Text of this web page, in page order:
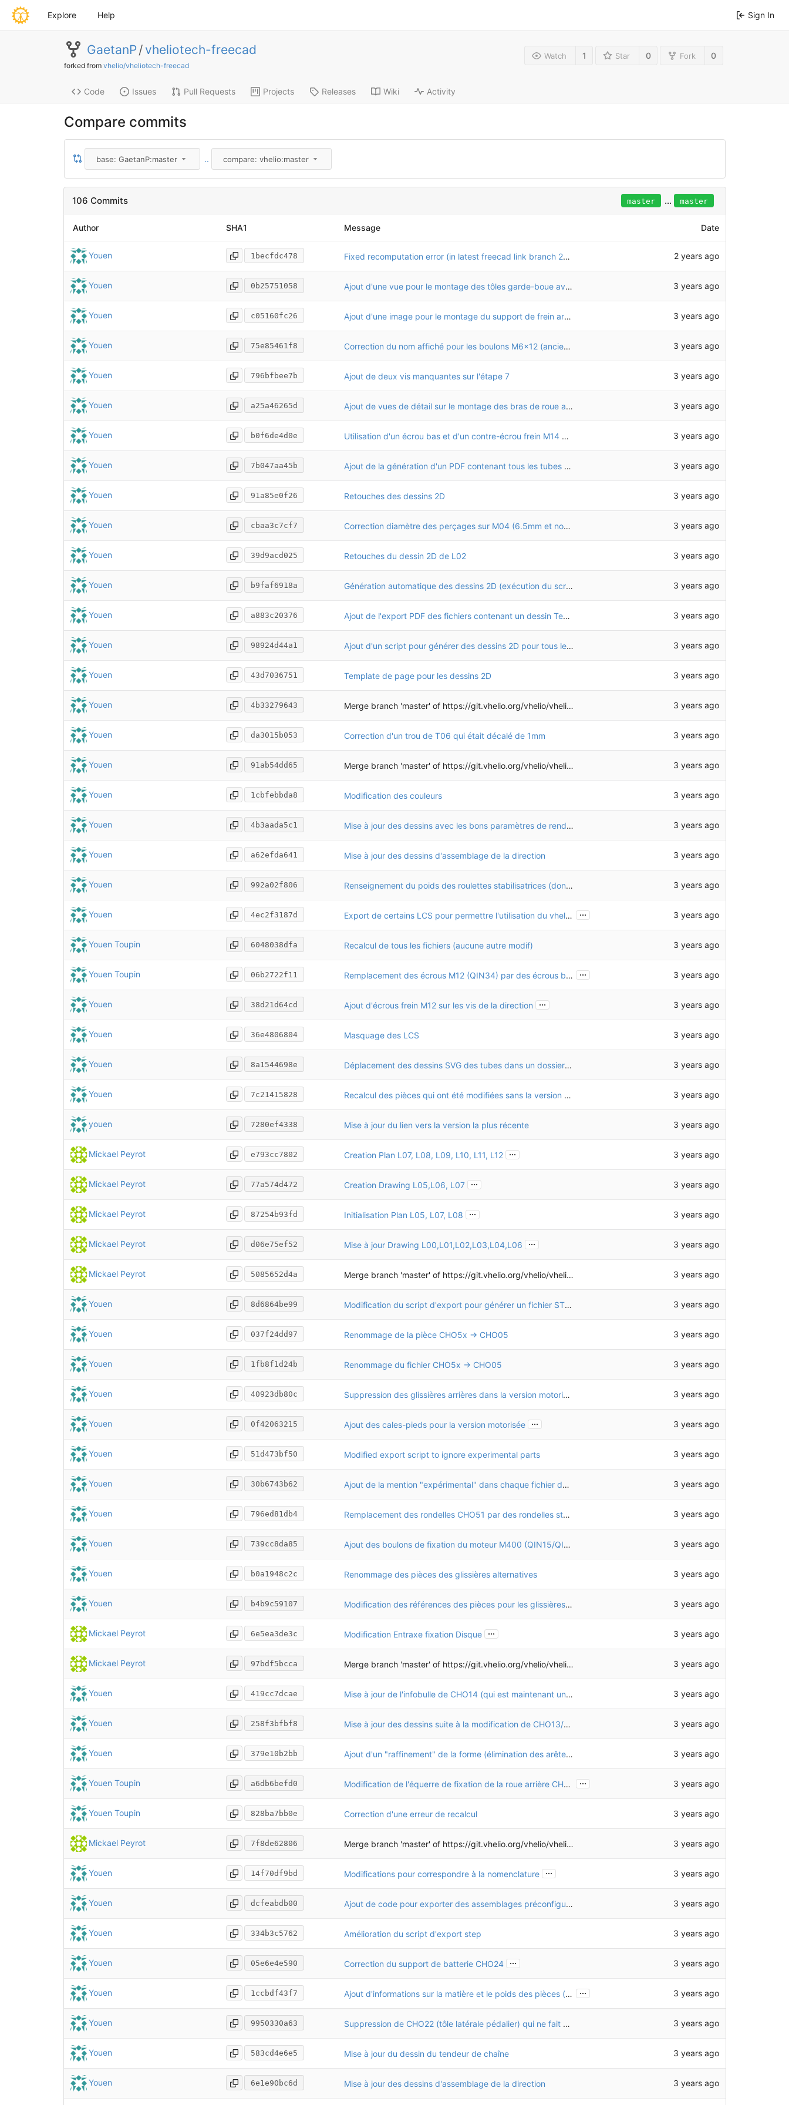
Explore Help Sign In
GaetanP/ vheliotech-freecad
forked from vhelio/vheliotech-freecad
Watch 1 Star 0 Fork 0
Code Issues Pull Requests Projects Releases Wiki Activity
Compare commits
base: GaetanP:master .. compare: vhelio:master
106 Commits master ... master
Author SHA1 Message Date
Youen 1becfdc478 Fixed recomputation error (in latest freecad link branch 2024.409.0) 2 years ago
Youen 0b25751058 Ajout d'une vue pour le montage des tôles garde-boue avant 3 years ago
Youen c05160fc26 Ajout d'une image pour le montage du support de frein arrière CHO34 3 years ago
Youen 75e85461f8 Correction du nom affiché pour les boulons M6x12 (anciennement M6x14) 3 years ago
Youen 796bfbee7b Ajout de deux vis manquantes sur l'étape 7 3 years ago
Youen a25a46265d Ajout de vues de détail sur le montage des bras de roue avant CHO47 et des supports de frein CHO34 3 years ago
Youen b0f6de4d0e Utilisation d'un écrou bas et d'un contre-écrou frein M14 pour les axes de roue avant 3 years ago
Youen 7b047aa45b Ajout de la génération d'un PDF contenant tous les tubes (une page par tube) 3 years ago
Youen 91a85e0f26 Retouches des dessins 2D 3 years ago
Youen cbaa3c7cf7 Correction diamètre des perçages sur M04 (6.5mm et non pas 6mm) 3 years ago
Youen 39d9acd025 Retouches du dessin 2D de L02 3 years ago
Youen b9faf6918a Génération automatique des dessins 2D (exécution du script) 3 years ago
Youen a883c20376 Ajout de l'export PDF des fichiers contenant un dessin TechDraw 3 years ago
Youen 98924d44a1 Ajout d'un script pour générer des dessins 2D pour tous les tubes 3 years ago
Youen 43d7036751 Template de page pour les dessins 2D 3 years ago
Youen 4b33279643 Merge branch 'master' of https://git.vhelio.org/vhelio/vheliotech-freecad 3 years ago
Youen da3015b053 Correction d'un trou de T06 qui était décalé de 1mm 3 years ago
Youen 91ab54dd65 Merge branch 'master' of https://git.vhelio.org/vhelio/vheliotech-freecad 3 years ago
Youen 1cbfebbda8 Modification des couleurs 3 years ago
Youen 4b3aada5c1 Mise à jour des dessins avec les bons paramètres de rendu de FreeCAD 3 years ago
Youen a62efda641 Mise à jour des dessins d'assemblage de la direction 3 years ago
Youen 992a02f806 Renseignement du poids des roulettes stabilisatrices (donnée fabricant) 3 years ago
Youen 4ec2f3187d Export de certains LCS pour permettre l'utilisation du vheliotech en tant que sous-assemblage ... 3 years ago
Youen Toupin 6048038dfa Recalcul de tous les fichiers (aucune autre modif) 3 years ago
Youen Toupin 06b2722f11 Remplacement des écrous M12 (QIN34) par des écrous bas ... 3 years ago
Youen 38d21d64cd Ajout d'écrous frein M12 sur les vis de la direction ... 3 years ago
Youen 36e4806804 Masquage des LCS 3 years ago
Youen 8a1544698e Déplacement des dessins SVG des tubes dans un dossier dédié 3 years ago
Youen 7c21415828 Recalcul des pièces qui ont été modifiées sans la version "link branch" 3 years ago
youen 7280ef4338 Mise à jour du lien vers la version la plus récente 3 years ago
Mickael Peyrot e793cc7802 Creation Plan L07, L08, L09, L10, L11, L12 ... 3 years ago
Mickael Peyrot 77a574d472 Creation Drawing L05,L06, L07 ... 3 years ago
Mickael Peyrot 87254b93fd Initialisation Plan L05, L07, L08 ... 3 years ago
Mickael Peyrot d06e75ef52 Mise à jour Drawing L00,L01,L02,L03,L04,L06 ... 3 years ago
Mickael Peyrot 5085652d4a Merge branch 'master' of https://git.vhelio.org/vhelio/vheliotech-freecad 3 years ago
Youen 8d6864be99 Modification du script d'export pour générer un fichier STEP pour chaque configuration (basique, motorisée, etc.) 3 years ago
Youen 037f24dd97 Renommage de la pièce CHO5x -> CHO05 3 years ago
Youen 1fb8f1d24b Renommage du fichier CHO5x -> CHO05 3 years ago
Youen 40923db80c Suppression des glissières arrières dans la version motorisée 3 years ago
Youen 0f42063215 Ajout des cales-pieds pour la version motorisée ... 3 years ago
Youen 51d473bf50 Modified export script to ignore experimental parts 3 years ago
Youen 30b6743b62 Ajout de la mention "expérimental" dans chaque fichier de pièce qui ne fait pas partie de la v1.0.0 3 years ago
Youen 796ed81db4 Remplacement des rondelles CHO51 par des rondelles standards (QIN12) 3 years ago
Youen 739cc8da85 Ajout des boulons de fixation du moteur M400 (QIN15/QIN16) 3 years ago
Youen b0a1948c2c Renommage des pièces des glissières alternatives 3 years ago
Youen b4b9c59107 Modification des références des pièces pour les glissières alternatives (non testées) 3 years ago
Mickael Peyrot 6e5ea3de3c Modification Entraxe fixation Disque ... 3 years ago
Mickael Peyrot 97bdf5bcca Merge branch 'master' of https://git.vhelio.org/vhelio/vheliotech-freecad 3 years ago
Youen 419cc7dcae Mise à jour de l'infobulle de CHO14 (qui est maintenant une CHO13 retournée) 3 years ago
Youen 258f3bfbf8 Mise à jour des dessins suite à la modification de CHO13/CHO14 3 years ago
Youen 379e10b2bb Ajout d'un "raffinement" de la forme (élimination des arêtes inutiles) 3 years ago
Youen Toupin a6db6befd0 Modification de l'équerre de fixation de la roue arrière CHO13 ... 3 years ago
Youen Toupin 828ba7bb0e Correction d'une erreur de recalcul 3 years ago
Mickael Peyrot 7f8de62806 Merge branch 'master' of https://git.vhelio.org/vhelio/vheliotech-freecad 3 years ago
Youen 14f70df9bd Modifications pour correspondre à la nomenclature ... 3 years ago
Youen dcfeabdb00 Ajout de code pour exporter des assemblages préconfigurés (basique, motorisée, solaire, intégrale) 3 years ago
Youen 334b3c5762 Amélioration du script d'export step 3 years ago
Youen 05e6e4e590 Correction du support de batterie CHO24 ... 3 years ago
Youen 1ccbdf43f7 Ajout d'informations sur la matière et le poids des pièces (chaudronnerie, tubes et quincaillerie) ... 3 years ago
Youen 9950330a63 Suppression de CHO22 (tôle latérale pédalier) qui ne fait plus partie de l'assemblage final 3 years ago
Youen 583cd4e6e5 Mise à jour du dessin du tendeur de chaîne 3 years ago
Youen 6e1e90bc6d Mise à jour des dessins d'assemblage de la direction 3 years ago